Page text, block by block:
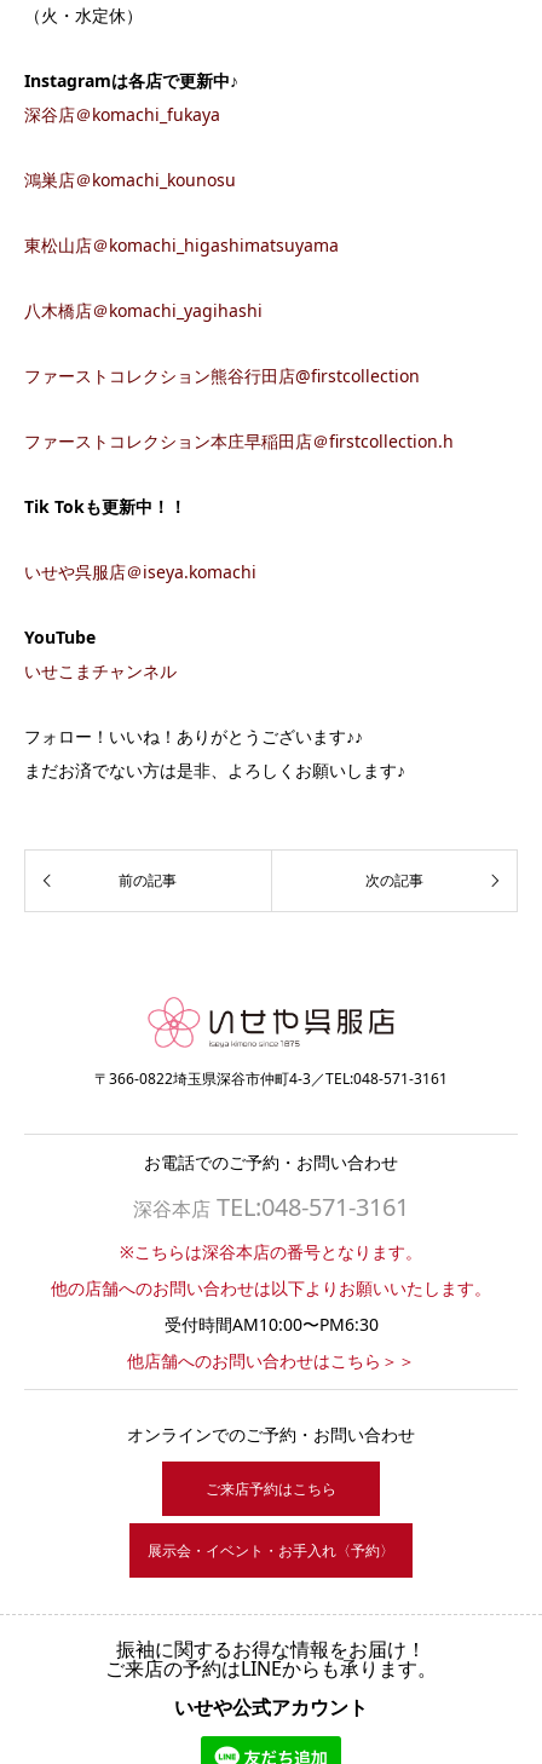
（火・水定休）
Instagramは各店で更新中♪
深谷店＠komachi_fukaya
鴻巣店＠komachi_kounosu
東松山店＠komachi_higashimatsuyama
八木橋店＠komachi_yagihashi
ファーストコレクション熊谷行田店@firstcollection
ファーストコレクション本庄早稲田店＠firstcollection.h
Tik Tokも更新中！！
いせや呉服店＠iseya.komachi
YouTube
いせこまチャンネル
フォロー！いいね！ありがとうございます♪♪
まだお済でない方は是非、よろしくお願いします♪
〒366-0822埼玉県深谷市仲町4-3／TEL:048-571-3161
お電話でのご予約・お問い合わせ
深谷本店 TEL:048-571-3161
※こちらは深谷本店の番号となります。
他の店舗へのお問い合わせは以下よりお願いいたします。
受付時間AM10:00〜PM6:30
他店舗へのお問い合わせはこちら＞＞
オンラインでのご予約・お問い合わせ
ご来店予約はこちら
展示会・イベント・お手入れ〈予約〉
振袖に関するお得な情報をお届け！
ご来店の予約はLINEからも承ります。
いせや公式アカウント